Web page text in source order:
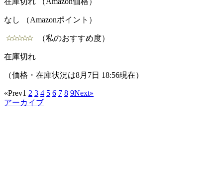
なし （Amazonポイント）
（私のおすすめ度）
在庫切れ
（価格・在庫状況は8月7日 18:56現在）
«Prev1 2 3 4 5 6 7 8 9Next»
アーカイブ